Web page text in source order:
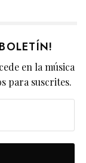
en la música
para suscrites.